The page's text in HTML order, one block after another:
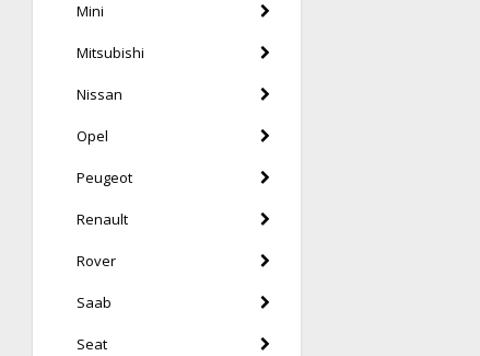
Mini
Mitsubishi
Nissan
Opel
Peugeot
Renault
Rover
Saab
Seat